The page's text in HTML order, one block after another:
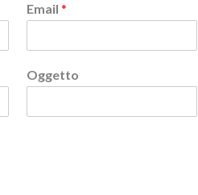
Email *
Oggetto